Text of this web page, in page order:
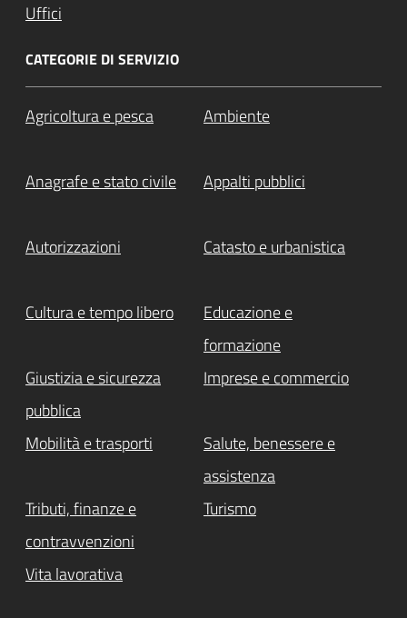
Uffici
CATEGORIE DI SERVIZIO
Agricoltura e pesca Ambiente
Anagrafe e stato civile Appalti pubblici
Autorizzazioni Catasto e urbanistica
Cultura e tempo libero
Educazione e
formazione
Giustizia e sicurezza
pubblica
Imprese e commercio
Mobilità e trasporti
Salute, benessere e
assistenza
Tributi, finanze e
contravvenzioni
Turismo
Vita lavorativa